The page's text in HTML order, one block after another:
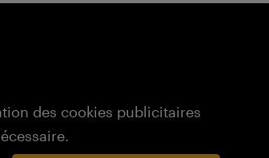
des cookies publicitaires